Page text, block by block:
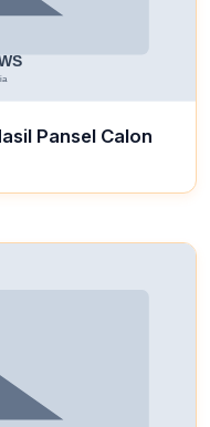
Pansel Calon